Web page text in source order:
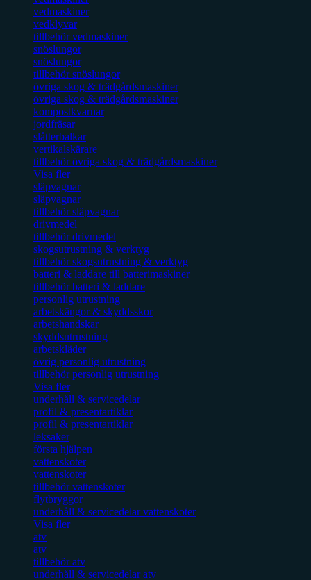
vedmaskiner
vedklyvar
tillbehör vedmaskiner
snöslungor
snöslungor
tillbehör snöslungor
övriga skog & trädgårdsmaskiner
övriga skog & trädgårdsmaskiner
kompostkvarnar
jordfräsar
slåtterbalkar
vertikalskärare
tillbehör övriga skog & trädgårdsmaskiner
Visa fler
släpvagnar
släpvagnar
tillbehör släpvagnar
drivmedel
tillbehör drivmedel
skogsutrustning & verktyg
tillbehör skogsutrustning & verktyg
batteri & laddare till batterimaskiner
tillbehör batteri & laddare
personlig utrustning
arbetskängor & skyddsskor
arbetshandskar
skyddsutrustning
arbetskläder
övrig personlig utrustning
tillbehör personlig utrustning
Visa fler
underhåll & servicedelar
profil & presentartiklar
profil & presentartiklar
leksaker
första hjälpen
vattenskoter
vattenskoter
tillbehör vattenskoter
flytbryggor
underhåll & servicedelar vattenskoter
Visa fler
atv
atv
tillbehör atv
underhåll & servicedelar atv